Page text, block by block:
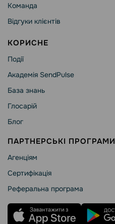
Команда
Відгуки клієнтів
КОРИСНЕ
Події
Академія SendPulse
База знань
Глосарій
Блог
ПАРТНЕРСЬКІ ПРОГРАМИ
Агенціям
Сертифікація
Реферальна програма